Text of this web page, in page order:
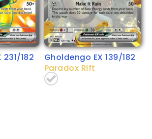
182
Gholdengo EX 139/182
Paradox Rift